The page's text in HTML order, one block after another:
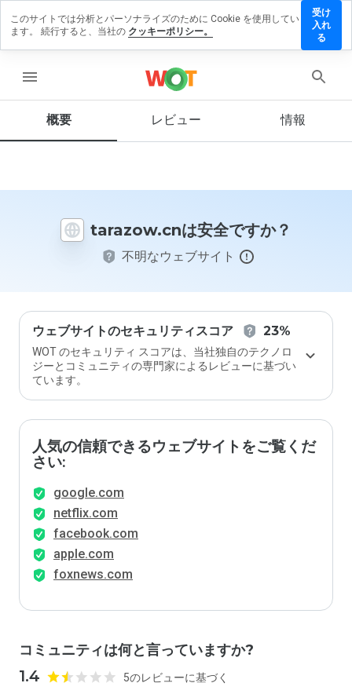
menu
概要 レビュー 情報
tarazow.cnは安全ですか？
不明なウェブサイト
ウェブサイトのセキュリティスコア 23%
WOT のセキュリティ スコアは、当社独自のテクノロ
ジーとコミュニティの専門家によるレビューに基づい
ています。
人気の信頼できるウェブサイトをご覧くだ
さい:
google.com
netflix.com
facebook.com
apple.com
foxnews.com
コミュニティは何と言っていますか?
1.4 5のレビューに基づく
ビュ
残す
この
イト
価し
ます
か？
このサイトでは分析とパーソナライズのために Cookie を使用してい
ます。 続行すると、当社の クッキーポリシー。
受け
入れ
る